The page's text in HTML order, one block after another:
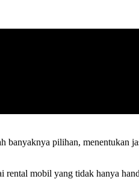
banyaknya pilihan, menentukan
rental mobil yang tidak hanya